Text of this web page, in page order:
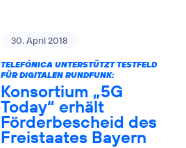
30. April 2018
TELEFÓNICA UNTERSTÜTZT TESTFELD
FÜR DIGITALEN RUNDFUNK:
Konsortium „5G
Today“ erhält
Förderbescheid des
Freistaates Bayern